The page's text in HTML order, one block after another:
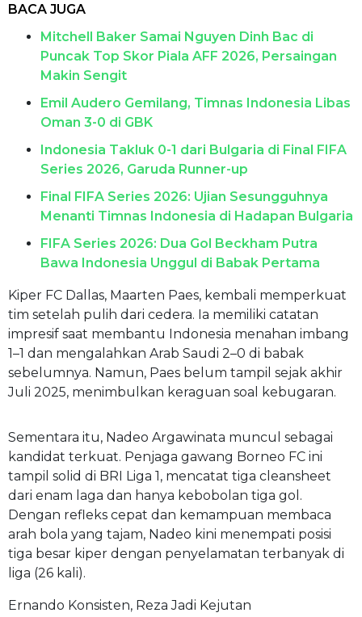
BACA JUGA
Mitchell Baker Samai Nguyen Dinh Bac di
Puncak Top Skor Piala AFF 2026, Persaingan
Makin Sengit
Emil Audero Gemilang, Timnas Indonesia Libas
Oman 3-0 di GBK
Indonesia Takluk 0-1 dari Bulgaria di Final FIFA
Series 2026, Garuda Runner-up
Final FIFA Series 2026: Ujian Sesungguhnya
Menanti Timnas Indonesia di Hadapan Bulgaria
FIFA Series 2026: Dua Gol Beckham Putra
Bawa Indonesia Unggul di Babak Pertama
Kiper FC Dallas, Maarten Paes, kembali memperkuat
tim setelah pulih dari cedera. Ia memiliki catatan
impresif saat membantu Indonesia menahan imbang
1–1 dan mengalahkan Arab Saudi 2–0 di babak
sebelumnya. Namun, Paes belum tampil sejak akhir
Juli 2025, menimbulkan keraguan soal kebugaran.
Sementara itu, Nadeo Argawinata muncul sebagai
kandidat terkuat. Penjaga gawang Borneo FC ini
tampil solid di BRI Liga 1, mencatat tiga cleansheet
dari enam laga dan hanya kebobolan tiga gol.
Dengan refleks cepat dan kemampuan membaca
arah bola yang tajam, Nadeo kini menempati posisi
tiga besar kiper dengan penyelamatan terbanyak di
liga (26 kali).
Ernando Konsisten, Reza Jadi Kejutan